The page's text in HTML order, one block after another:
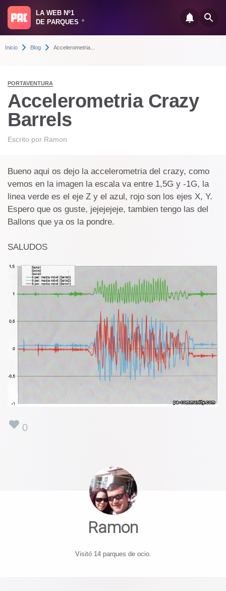
LA WEB Nº1
DE PARQUES
®
Inicio Blog Accelerometria...
PORTAVENTURA
Accelerometria Crazy
Barrels
Escrito por Ramon
Bueno aqui os dejo la accelerometria del crazy, como
vemos en la imagen la escala va entre 1,5G y -1G, la
linea verde es el eje Z y el azul, rojo son los ejes X, Y.
Espero que os guste, jejejejeje, tambien tengo las del
Ballons que ya os la pondre.
SALUDOS
0
Ramon
Visitó 14 parques de ocio.